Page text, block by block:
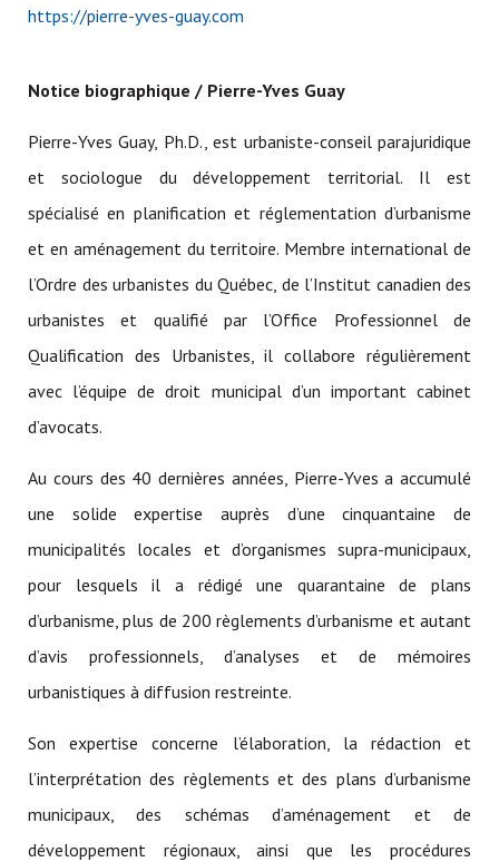
https://pierre-yves-guay.com
Notice biographique / Pierre-Yves Guay
Pierre-Yves Guay, Ph.D., est urbaniste-conseil parajuridique
et sociologue du développement territorial. Il est
spécialisé en planification et réglementation d’urbanisme
et en aménagement du territoire. Membre international de
l’Ordre des urbanistes du Québec, de l’Institut canadien des
urbanistes et qualifié par l’Office Professionnel de
Qualification des Urbanistes, il collabore régulièrement
avec l’équipe de droit municipal d’un important cabinet
d’avocats.
Au cours des 40 dernières années, Pierre-Yves a accumulé
une solide expertise auprès d’une cinquantaine de
municipalités locales et d’organismes supra-municipaux,
pour lesquels il a rédigé une quarantaine de plans
d’urbanisme, plus de 200 règlements d’urbanisme et autant
d’avis professionnels, d’analyses et de mémoires
urbanistiques à diffusion restreinte.
Son expertise concerne l’élaboration, la rédaction et
l’interprétation des règlements et des plans d’urbanisme
municipaux, des schémas d’aménagement et de
développement régionaux, ainsi que les procédures